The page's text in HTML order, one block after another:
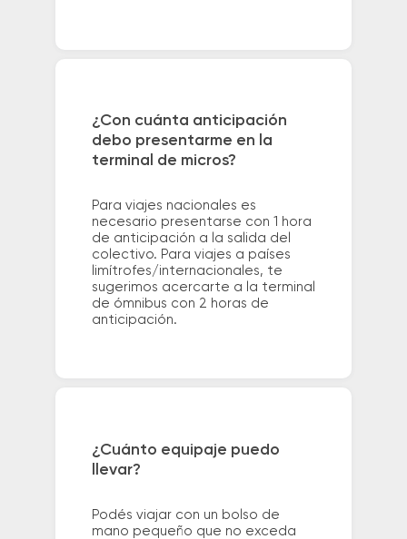
¿Con cuánta anticipación
debo presentarme en la
terminal de micros?
Para viajes nacionales es
necesario presentarse con 1 hora
de anticipación a la salida del
colectivo. Para viajes a países
limítrofes/internacionales, te
sugerimos acercarte a la terminal
de ómnibus con 2 horas de
anticipación.
¿Cuánto equipaje puedo
llevar?
Podés viajar con un bolso de
mano pequeño que no exceda